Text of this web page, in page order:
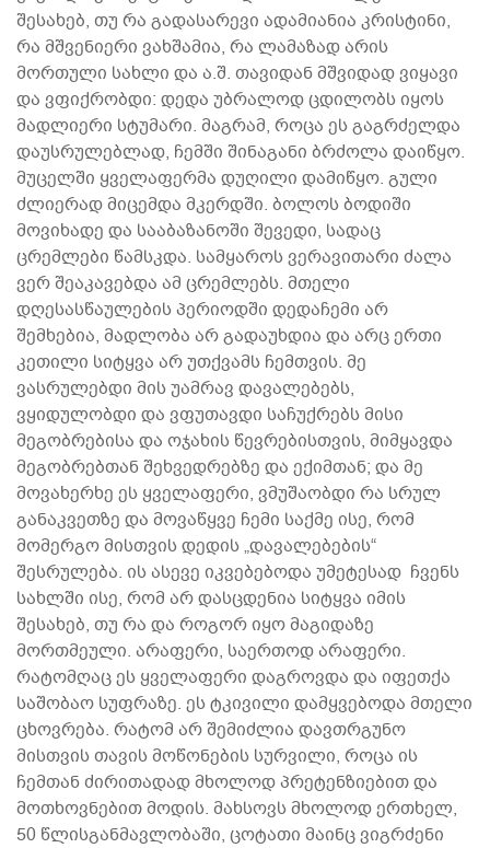
შესახებ, თუ რა გადასარევი ადამიანია კრისტინი,
რა მშვენიერი ვახშამია, რა ლამაზად არის
მორთული სახლი და ა.შ. თავიდან მშვიდად ვიყავი
და ვფიქრობდი: დედა უბრალოდ ცდილობს იყოს
მადლიერი სტუმარი. მაგრამ, როცა ეს გაგრძელდა
დაუსრულებლად, ჩემში შინაგანი ბრძოლა დაიწყო.
მუცელში ყველაფერმა დუღილი დამიწყო. გული
ძლიერად მიცემდა მკერდში. ბოლოს ბოდიში
მოვიხადე და სააბაზანოში შევედი, სადაც
ცრემლები წამსკდა. სამყაროს ვერავითარი ძალა
ვერ შეაკავებდა ამ ცრემლებს. მთელი
დღესასწაულების პერიოდში დედაჩემი არ
შემხებია, მადლობა არ გადაუხდია და არც ერთი
კეთილი სიტყვა არ უთქვამს ჩემთვის. მე
ვასრულებდი მის უამრავ დავალებებს,
ვყიდულობდი და ვფუთავდი საჩუქრებს მისი
მეგობრებისა და ოჯახის წევრებისთვის, მიმყავდა
მეგობრებთან შეხვედრებზე და ექიმთან; და მე
მოვახერხე ეს ყველაფერი, ვმუშაობდი რა სრულ
განაკვეთზე და მოვაწყვე ჩემი საქმე ისე, რომ
მომერგო მისთვის დედის „დავალებების“
შესრულება. ის ასევე იკვებებოდა უმეტესად ჩვენს
სახლში ისე, რომ არ დასცდენია სიტყვა იმის
შესახებ, თუ რა და როგორ იყო მაგიდაზე
მორთმეული. არაფერი, საერთოდ არაფერი.
რატომღაც ეს ყველაფერი დაგროვდა და იფეთქა
საშობაო სუფრაზე. ეს ტკივილი დამყვებოდა მთელი
ცხოვრება. რატომ არ შემიძლია დავთრგუნო
მისთვის თავის მოწონების სურვილი, როცა ის
ჩემთან ძირითადად მხოლოდ პრეტენზიებით და
მოთხოვნებით მოდის. მახსოვს მხოლოდ ერთხელ,
50 წლისგანმავლობაში, ცოტათი მაინც ვიგრძენი